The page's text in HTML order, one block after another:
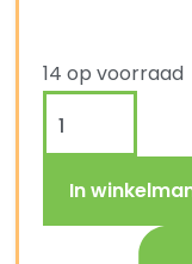
14 op voorraad
In